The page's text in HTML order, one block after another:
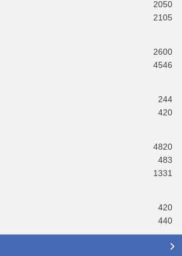
2050
2105
2600
4546
244
420
4820
483
1331
420
440